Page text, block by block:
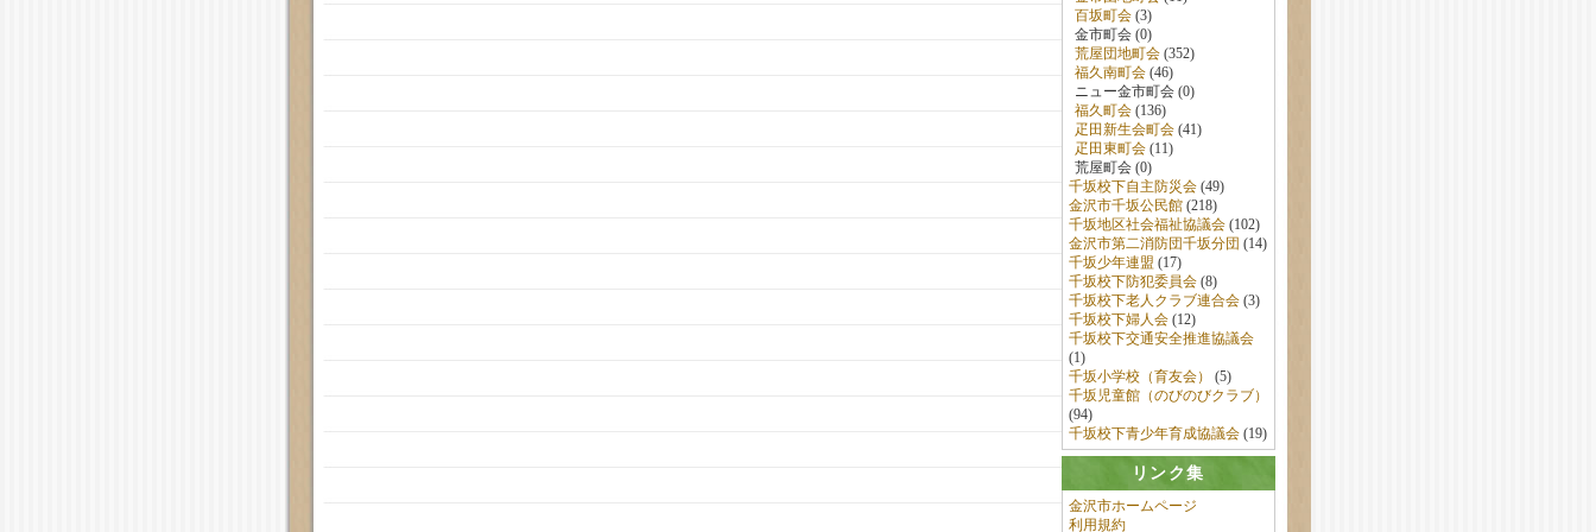
百坂町会(3)
金市町会 (0)
荒屋団地町会(352)
福久南町会(46)
ニュー金市町会 (0)
福久町会(136)
疋田新生会町会(41)
疋田東町会(11)
荒屋町会 (0)
千坂校下自主防災会(49)
金沢市千坂公民館(218)
千坂地区社会福祉協議会(102)
金沢市第二消防団千坂分団 (14)
千坂少年連盟 (17)
千坂校下防犯委員会(8)
千坂校下老人クラブ連合会(3)
千坂校下婦人会(12)
千坂校下交通安全推進協議会
(1)
千坂小学校（育友会）
(5)
千坂児童館（のびのびクラブ）
(94)
千坂校下青少年育成協議会(19)
リンク集
金沢市ホームページ
利用規約